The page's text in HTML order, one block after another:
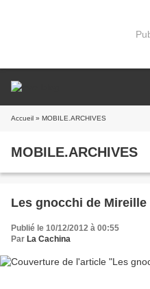
Accueil » MOBILE.ARCHIVES
MOBILE.ARCHIVES
Les gnocchi de Mireille
Publié le 10/12/2012 à 00:55
Par La Cachina